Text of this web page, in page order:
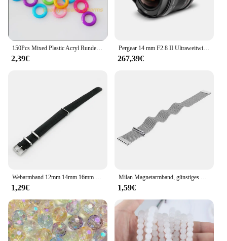
2,39€
Pergear 14 mm F2.8 II Ultraweitwinkel-Handobjektiv, Vollformat, L-Mount, Sony E-Mount, Nikon Z-Mount, Canon RF-Mount, spiegellose Kamera
267,39€
1,29€ 1,59€